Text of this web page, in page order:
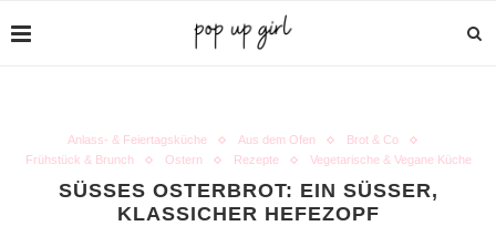
Anlass- & Feiertagsküche Aus dem Ofen
Brot & Co
Frühstück & Brunch
Ostern Rezepte Vegetarische & Vegane Küche
SÜSSES OSTERBROT: EIN SÜSSER, KL
ASSICHER HEFEZOPF